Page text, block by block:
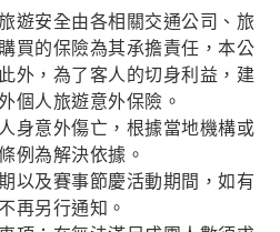
遊安全由各相關交通公司、旅
買的保險為其承擔責任，本公
外，為了客人的切身利益，建
個人旅遊意外保險。
身意外傷亡，根據當地機構或
例為解決依據。
以及賽事節慶活動期間，如有
再另行通知。